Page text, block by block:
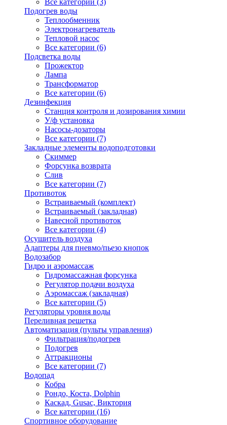
Все категории (3)
Подогрев воды
Теплообменник
Электронагреватель
Тепловой насос
Все категории (6)
Подсветка воды
Прожектор
Лампа
Трансформатор
Все категории (6)
Дезинфекция
Станция контроля и дозирования химии
У/ф установка
Насосы-дозаторы
Все категории (7)
Закладные элементы водоподготовки
Скиммер
Форсунка возврата
Слив
Все категории (7)
Противоток
Встраиваемый (комплект)
Встраиваемый (закладная)
Навесной противоток
Все категории (4)
Осушитель воздуха
Адаптеры для пневмо/пьезо кнопок
Водозабор
Гидро и аэромассаж
Гидромассажная форсунка
Регулятор подачи воздуха
Аэромассаж (закладная)
Все категории (5)
Регуляторы уровня воды
Переливная решетка
Автоматизация (пульты управления)
Фильтрация/подогрев
Подогрев
Аттракционы
Все категории (7)
Водопад
Кобра
Рондо, Коста, Dolphin
Каскад, Gusac, Виктория
Все категории (16)
Спортивное оборудование